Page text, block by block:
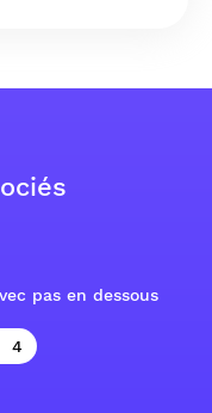
pas en dessous
4